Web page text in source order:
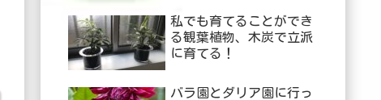
私でも育てることができ
る観葉植物、木炭で立派
に育てる！
バラ園とダリア園に行っ